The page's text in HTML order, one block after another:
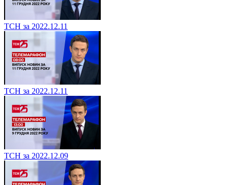
ТСН за 2022.12.11
ТСН за 2022.12.11
ТСН за 2022.12.09